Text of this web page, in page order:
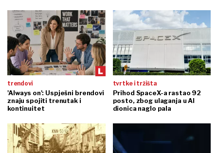
trendovi
'Always on': Uspješni brendovi
znaju spojiti trenutak i
kontinuitet
tvrtke i tržišta
Prihod SpaceX-a rastao 92
posto, zbog ulaganja u AI
dionica naglo pala